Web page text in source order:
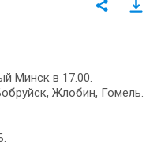
Минск в 17.00.
Жлобин, Гомель.